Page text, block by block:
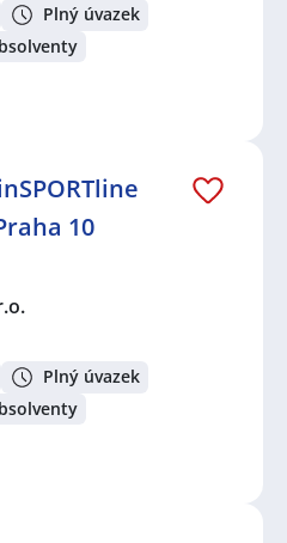
Plný úvazek
10
Plný úvazek